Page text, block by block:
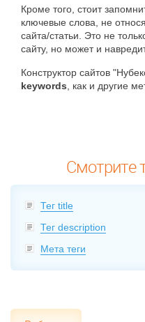
Кроме того, стоит
ключевые слова, не
сайта/статьи. Это не
сайту, но может и
Конструктор сайтов
keywords , как и другие
Смотрите
Тег title
Тег description
Мета теги